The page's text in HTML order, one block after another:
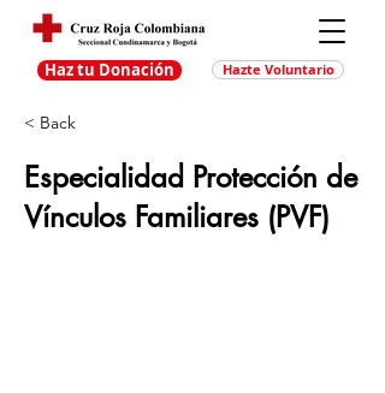
Haz tu Donación Hazte Voluntario
< Back
Especialidad Protección de
Vínculos Familiares (PVF)